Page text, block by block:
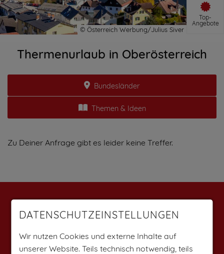
Top-
Angebote
Thermenurlaub in Oberösterreich
Bundesländer
Themen & Ideen
Zu Deiner Anfrage gibt es leider keine Treffer.
DATENSCHUTZEINSTELLUNGEN
Wir nutzen Cookies und externe Inhalte auf
unserer Website. Teils technisch notwendig, teils